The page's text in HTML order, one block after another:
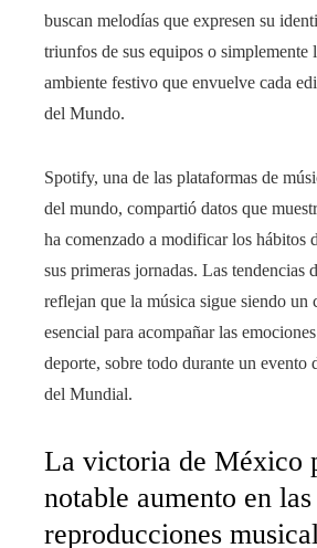
buscan melodías que expresen su
triunfos de sus equipos o simplemente
ambiente festivo que envuelve cada
del Mundo.
Spotify, una de las plataformas de
del mundo, compartió datos que
ha comenzado a modificar los hábitos
sus primeras jornadas. Las tendencias
reflejan que la música sigue siendo un
esencial para acompañar las
deporte, sobre todo durante un evento
del Mundial.
La victoria de México
notable aumento en las
reproducciones